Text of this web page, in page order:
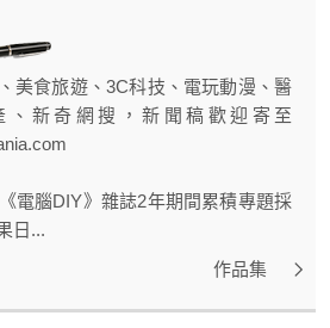
美食旅遊、3C科技、電玩動漫、醫
、新奇網搜，新聞稿歡迎寄至
電腦DIY》雜誌2年期間累積專題採
日...
作品集